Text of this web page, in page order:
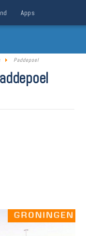
Apps
Paddepoel